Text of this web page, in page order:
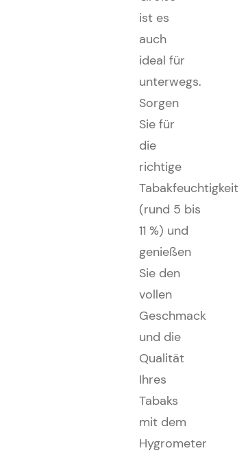
ist es
auch
ideal für
unterwegs.
Sorgen
Sie für
die
richtige
Tabakfeuchtigkeit
(rund 5 bis
11 %) und
genießen
Sie den
vollen
Geschmack
und die
Qualität
Ihres
Tabaks
mit dem
Hygrometer